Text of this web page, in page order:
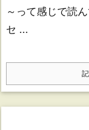
～って感じで
セ ...